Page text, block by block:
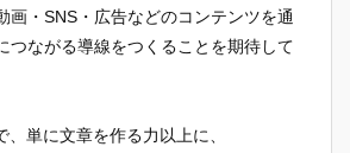
画・SNS・広告などのコンテンツを通
つながる導線をつくることを期待して
単に文章を作る力以上に、